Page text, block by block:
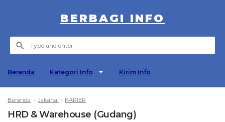
BERBAGI INFO
Beranda Kategori Info Kirim Info
Beranda ›Jakarta › KARIER
HRD & Warehouse (Gudang)